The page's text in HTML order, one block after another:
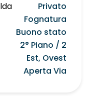
Privato
Fognatura
Buono stato
2° Piano / 2
Est, Ovest
Aperta Via